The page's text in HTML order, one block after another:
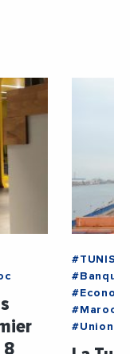
8
#TUNISIE
#Maroc